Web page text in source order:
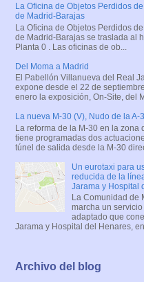
La Oficina de Objetos Perdidos
de Madrid-Barajas
La Oficina de Objetos Perdidos
de Madrid-Barajas se traslada al
Planta 0 . Las oficinas de ob...
Del Moma a Madrid
El Pabellón Villanueva del Real
expone desde el 22 de
enero la exposición, On-Site, del
La nueva M-30 (V), Nudo de la A-3
La reforma de la M-30 en la zona
tiene programadas dos
túnel de salida desde la M-30
Un eurotaxi para
reducida de la
Jarama y Hospital
La Comunidad de
marcha un
adaptado que
Jarama y Hospital del Henares,
Archivo del blog